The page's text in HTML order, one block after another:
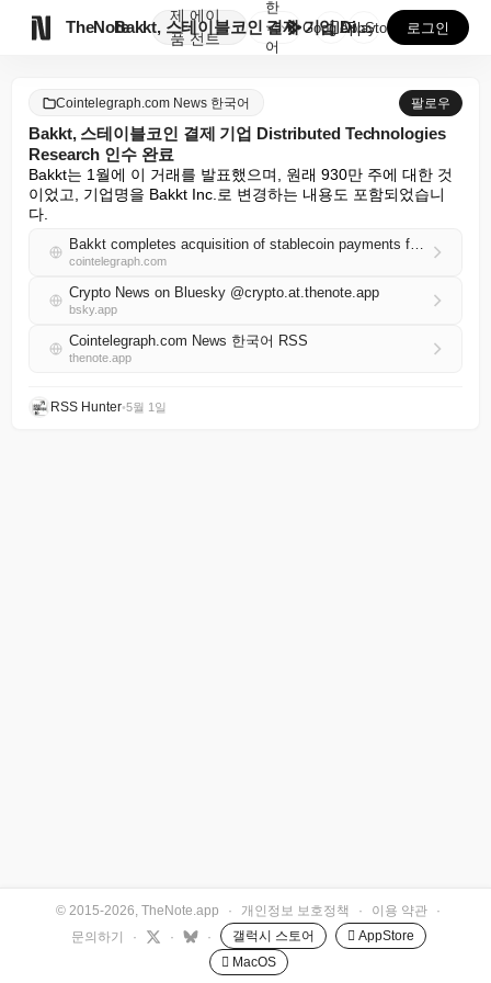
TheNote
제
품
에이
전트
Bakkt, 스테이블코인 결제 기업 Distribute...
한
국
어
GooglePlay
AppStore 로그인
Cointelegraph.com News 한국어 팔로우
Bakkt, 스테이블코인 결제 기업 Distributed Technologies
Research 인수 완료
Bakkt는 1월에 이 거래를 발표했으며, 원래 930만 주에 대한 것
이었고, 기업명을 Bakkt Inc.로 변경하는 내용도 포함되었습니
다.
Bakkt completes acquisition of stablecoin payments firm Distributed Technologies Research
cointelegraph.com
Crypto News on Bluesky @crypto.at.thenote.app
bsky.app
Cointelegraph.com News 한국어 RSS
thenote.app
RSS Hunter•5월 1일
© 2015-2026, TheNote.app · 개인정보 보호정책 · 이용 약관
·
문의하기
· · · 갤럭시 스토어
 AppStore
 MacOS